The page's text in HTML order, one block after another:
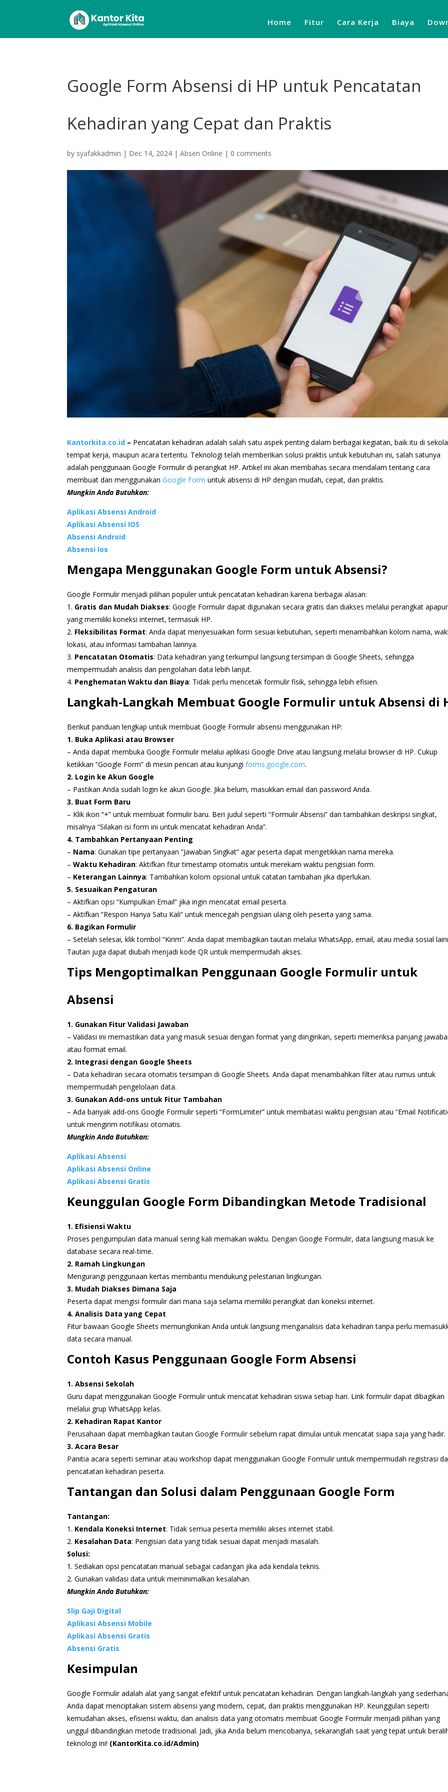
Home Fitur Cara Kerja Biaya
Google Form Absensi di HP untuk Pencatatan
Kehadiran yang Cepat dan Praktis
by syafakkadmin | Dec 14, 2024 |Absen Online | 0 comments
Kantorkita.co.id – Pencatatan kehadiran adalah salah satu aspek penting dalam berbagai kegiatan, baik itu di
tempat kerja, maupun acara tertentu. Teknologi telah memberikan solusi praktis untuk kebutuhan ini, salah satunya
adalah penggunaan Google Formulir di perangkat HP. Artikel ini akan membahas secara mendalam tentang cara
membuat dan menggunakanGoogle Form untuk absensi di HP dengan mudah, cepat, dan praktis.
Mungkin Anda Butuhkan:
Aplikasi Absensi Android
Aplikasi Absensi IOS
Absensi Android
Absensi Ios
Mengapa Menggunakan Google Form untuk Absensi?
Google Formulir menjadi pilihan populer untuk pencatatan kehadiran karena berbagai alasan:
1. Gratis dan Mudah Diakses: Google Formulir dapat digunakan secara gratis dan diakses melalui perangkat
yang memiliki koneksi internet, termasuk HP.
2. Fleksibilitas Format: Anda dapat menyesuaikan form sesuai kebutuhan, seperti menambahkan kolom nama,
lokasi, atau informasi tambahan lainnya.
3. Pencatatan Otomatis: Data kehadiran yang terkumpul langsung tersimpan di Google Sheets, sehingga
mempermudah analisis dan pengolahan data lebih lanjut.
4. Penghematan Waktu dan Biaya: Tidak perlu mencetak formulir fisik, sehingga lebih efisien.
Langkah-Langkah Membuat Google Formulir untuk Absensi di
Berikut panduan lengkap untuk membuat Google Formulir absensi menggunakan HP:
1. Buka Aplikasi atau Browser
– Anda dapat membuka Google Formulir melalui aplikasi Google Drive atau langsung melalui browser di HP. Cukup
ketikkan “Google Form” di mesin pencari atau kunjungiforms.google.com.
2. Login ke Akun Google
– Pastikan Anda sudah login ke akun Google. Jika belum, masukkan email dan password Anda.
3. Buat Form Baru
– Klik ikon “+” untuk membuat formulir baru. Beri judul seperti “Formulir Absensi” dan tambahkan deskripsi singkat,
misalnya “Silakan isi form ini untuk mencatat kehadiran Anda”.
4. Tambahkan Pertanyaan Penting
– Nama: Gunakan tipe pertanyaan “Jawaban Singkat” agar peserta dapat mengetikkan nama mereka.
– Waktu Kehadiran: Aktifkan fitur timestamp otomatis untuk merekam waktu pengisian form.
– Keterangan Lainnya: Tambahkan kolom opsional untuk catatan tambahan jika diperlukan.
5. Sesuaikan Pengaturan
– Aktifkan opsi “Kumpulkan Email” jika ingin mencatat email peserta.
– Aktifkan “Respon Hanya Satu Kali” untuk mencegah pengisian ulang oleh peserta yang sama.
6. Bagikan Formulir
– Setelah selesai, klik tombol “Kirim”. Anda dapat membagikan tautan melalui WhatsApp, email, atau media sosial
Tautan juga dapat diubah menjadi kode QR untuk mempermudah akses.
Tips Mengoptimalkan Penggunaan Google Formulir untuk
Absensi
1. Gunakan Fitur Validasi Jawaban
– Validasi ini memastikan data yang masuk sesuai dengan format yang diinginkan, seperti memeriksa panjang
atau format email.
2. Integrasi dengan Google Sheets
– Data kehadiran secara otomatis tersimpan di Google Sheets. Anda dapat menambahkan filter atau rumus untuk
mempermudah pengelolaan data.
3. Gunakan Add-ons untuk Fitur Tambahan
– Ada banyak add-ons Google Formulir seperti “FormLimiter” untuk membatasi waktu pengisian atau “Email
untuk mengirim notifikasi otomatis.
Mungkin Anda Butuhkan:
Aplikasi Absensi
Aplikasi Absensi Online
Aplikasi Absensi Gratis
Keunggulan Google Form Dibandingkan Metode Tradisional
1. Efisiensi Waktu
Proses pengumpulan data manual sering kali memakan waktu. Dengan Google Formulir, data langsung masuk ke
database secara real-time.
2. Ramah Lingkungan
Mengurangi penggunaan kertas membantu mendukung pelestarian lingkungan.
3. Mudah Diakses Dimana Saja
Peserta dapat mengisi formulir dari mana saja selama memiliki perangkat dan koneksi internet.
4. Analisis Data yang Cepat
Fitur bawaan Google Sheets memungkinkan Anda untuk langsung menganalisis data kehadiran tanpa perlu
data secara manual.
Contoh Kasus Penggunaan Google Form Absensi
1. Absensi Sekolah
Guru dapat menggunakan Google Formulir untuk mencatat kehadiran siswa setiap hari. Link formulir dapat dibagikan
melalui grup WhatsApp kelas.
2. Kehadiran Rapat Kantor
Perusahaan dapat membagikan tautan Google Formulir sebelum rapat dimulai untuk mencatat siapa saja yang hadir.
3. Acara Besar
Panitia acara seperti seminar atau workshop dapat menggunakan Google Formulir untuk mempermudah registrasi
pencatatan kehadiran peserta.
Tantangan dan Solusi dalam Penggunaan Google Form
Tantangan:
1. Kendala Koneksi Internet: Tidak semua peserta memiliki akses internet stabil.
2. Kesalahan Data: Pengisian data yang tidak sesuai dapat menjadi masalah.
Solusi:
1. Sediakan opsi pencatatan manual sebagai cadangan jika ada kendala teknis.
2. Gunakan validasi data untuk meminimalkan kesalahan.
Mungkin Anda Butuhkan:
Slip Gaji Digital
Aplikasi Absensi Mobile
Aplikasi Absensi Gratis
Absensi Gratis
Kesimpulan
Google Formulir adalah alat yang sangat efektif untuk pencatatan kehadiran. Dengan langkah-langkah yang
Anda dapat menciptakan sistem absensi yang modern, cepat, dan praktis menggunakan HP. Keunggulan seperti
kemudahan akses, efisiensi waktu, dan analisis data yang otomatis membuat Google Formulir menjadi pilihan yang
unggul dibandingkan metode tradisional. Jadi, jika Anda belum mencobanya, sekaranglah saat yang tepat untuk
teknologi ini! (KantorKita.co.id/Admin)